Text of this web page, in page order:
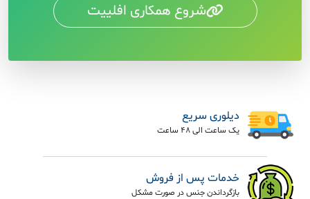
شروع همکاری افلییت
دیلوری سریع
یک ساعت الی 48 ساعت
خدمات پس از فروش
بازگرداندن جنس در صورت مشکل